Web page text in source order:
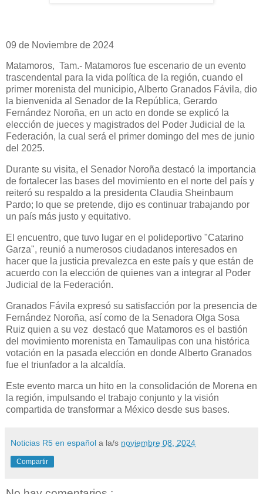
09 de Noviembre de 2024
Matamoros, Tam.- Matamoros fue escenario de un evento
trascendental para la vida política de la región, cuando el
primer morenista del municipio, Alberto Granados Fávila, dio
la bienvenida al Senador de la República, Gerardo
Fernández Noroña, en un acto en donde se explicó la
elección de jueces y magistrados del Poder Judicial de la
Federación, la cual será el primer domingo del mes de junio
del 2025.
Durante su visita, el Senador Noroña destacó la importancia
de fortalecer las bases del movimiento en el norte del país y
reiteró su respaldo a la presidenta Claudia Sheinbaum
Pardo; lo que se pretende, dijo es continuar trabajando por
un país más justo y equitativo.
El encuentro, que tuvo lugar en el polideportivo "Catarino
Garza", reunió a numerosos ciudadanos interesados en
hacer que la justicia prevalezca en este país y que están de
acuerdo con la elección de quienes van a integrar al Poder
Judicial de la Federación.
Granados Fávila expresó su satisfacción por la presencia de
Fernández Noroña, así como de la Senadora Olga Sosa
Ruiz quien a su vez destacó que Matamoros es el bastión
del movimiento morenista en Tamaulipas con una histórica
votación en la pasada elección en donde Alberto Granados
fue el triunfador a la alcaldía.
Este evento marca un hito en la consolidación de Morena en
la región, impulsando el trabajo conjunto y la visión
compartida de transformar a México desde sus bases.
Noticias R5 en español a la/s noviembre 08, 2024
Compartir